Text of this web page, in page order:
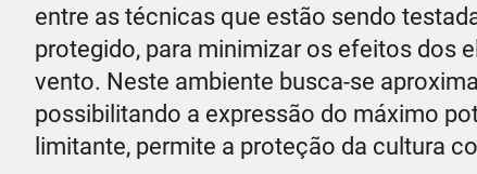
entre as técnicas que estão sendo
protegido, para minimizar os efeitos dos
vento. Neste ambiente busca-se
possibilitando a expressão do máximo
limitante, permite a proteção da cultura